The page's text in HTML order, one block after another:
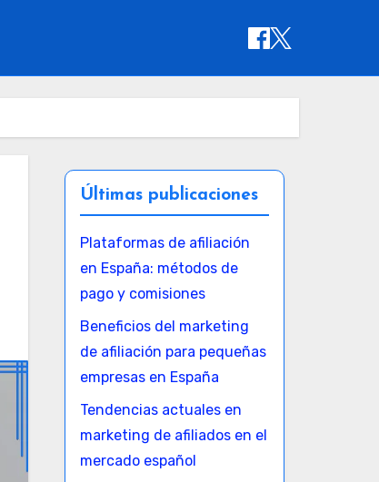
Últimas publicaciones
Plataformas de afiliación
en España: métodos de
pago y comisiones
Beneficios del marketing
de afiliación para pequeñas
empresas en España
Tendencias actuales en
marketing de afiliados en el
mercado español